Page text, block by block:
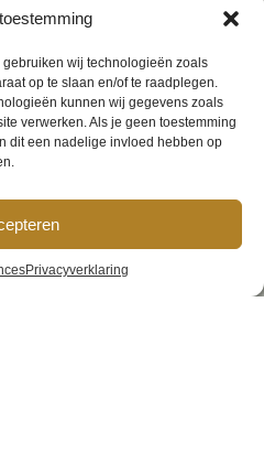
wij technologieën zoals
op te slaan en/of te raadplegen.
kunnen wij gegevens zoals
verwerken. Als je geen toestemming
dit een nadelige invloed hebben op
Privacyverklaring